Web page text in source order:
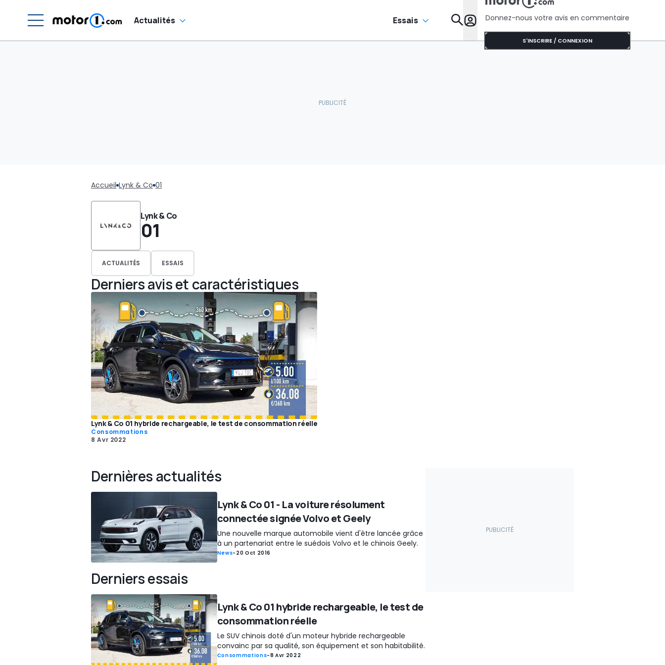
Actualités Essais Donnez-nous votre avis en commentaire
S'INSCRIRE / CONNEXION
Accueil Lynk & Co 01
Lynk & Co
01
ACTUALITÉS ESSAIS
Derniers avis et caractéristiques
Lynk & Co 01 hybride rechargeable, le test de consommation réelle
Consommations
8 Avr 2022
Dernières actualités
Lynk & Co 01 - La voiture résolument
connectée signée Volvo et Geely
Une nouvelle marque automobile vient d'être lancée grâce
à un partenariat entre le suédois Volvo et le chinois Geely.
News- 20 Oct 2016
Derniers essais
Lynk & Co 01 hybride rechargeable, le test de
consommation réelle
Le SUV chinois doté d'un moteur hybride rechargeable
convainc par sa qualité, son équipement et son habitabilité.
Consommations-8 Avr 2022